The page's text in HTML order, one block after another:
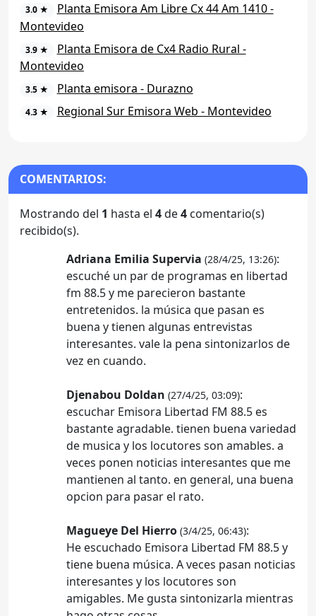
3.0 ★
Planta Emisora Am Libre Cx 44 Am 1410 -
Montevideo
3.9 ★
Planta Emisora de Cx4 Radio Rural -
Montevideo
3.5 ★ Planta emisora - Durazno
4.3 ★ Regional Sur Emisora Web - Montevideo
COMENTARIOS:
Mostrando del 1 hasta el 4de4 comentario(s)
recibido(s).
Adriana Emilia Supervia (28/4/25, 13:26):
escuché un par de programas en libertad
fm 88.5 y me parecieron bastante
entretenidos. la música que pasan es
buena y tienen algunas entrevistas
interesantes. vale la pena sintonizarlos de
vez en cuando.
Djenabou Doldan (27/4/25, 03:09):
escuchar Emisora Libertad FM 88.5 es
bastante agradable. tienen buena variedad
de musica y los locutores son amables. a
veces ponen noticias interesantes que me
mantienen al tanto. en general, una buena
opcion para pasar el rato.
Magueye Del Hierro (3/4/25, 06:43):
He escuchado Emisora Libertad FM 88.5 y
tiene buena música. A veces pasan noticias
interesantes y los locutores son
amigables. Me gusta sintonizarla mientras